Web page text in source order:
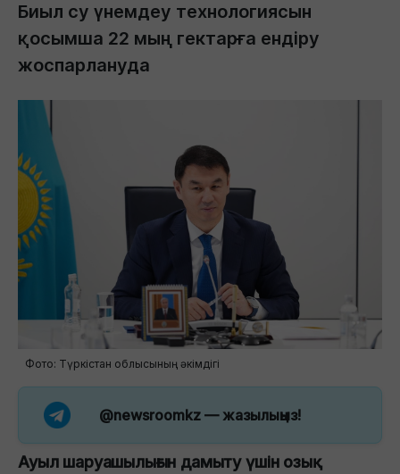
Биыл су үнемдеу технологиясын
қосымша 22 мың гектарға ендіру
жоспарлануда
Фото: Түркістан облысының әкімдігі
@newsroomkz — жазылыңыз!
Ауыл шаруашылығын дамыту үшін озық